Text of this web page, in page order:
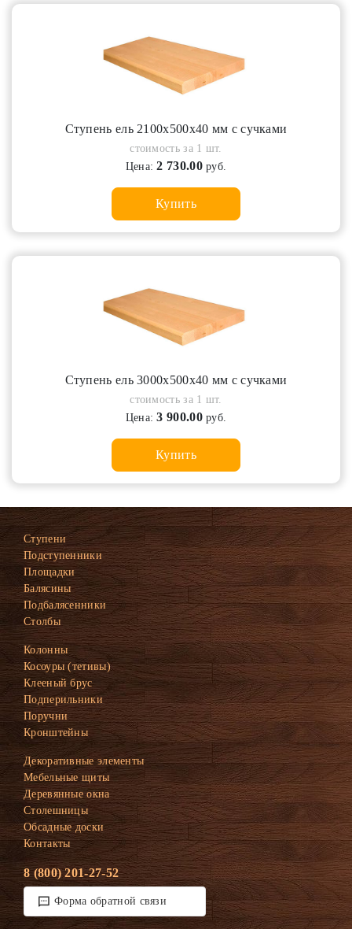
Ступень ель 2100х500х40 мм с сучками
стоимость за 1 шт.
Цена:2 730.00руб.
Купить
Ступень ель 3000х500х40 мм с сучками
стоимость за 1 шт.
Цена:3 900.00руб.
Купить
Ступени
Подступенники
Площадки
Балясины
Подбалясенники
Столбы
Колонны
Косоуры (тетивы)
Клееный брус
Подперильники
Поручни
Кронштейны
Декоративные элементы
Мебельные щиты
Деревянные окна
Столешницы
Обсадные доски
Контакты
8 (800) 201-27-52
Форма обратной связи